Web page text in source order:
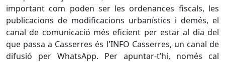
important com poden ser les ordenances fiscals, les
publicacions de modificacions urbanístics i demés, el
canal de comunicació més eficient per estar al dia del
que passa a Casserres és l'INFO Casserres, un canal de
difusió per WhatsApp. Per apuntar-t’hi, només cal